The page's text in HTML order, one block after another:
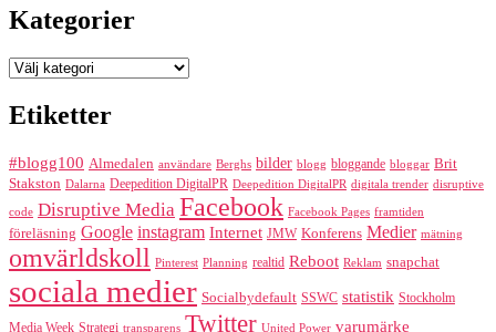
Kategorier
Kategorier
Etiketter
#blogg100 Almedalen användare Berghs bilder blogg bloggande bloggar Brit
Stakston Dalarna Deepedition DigitalPR Deepedition DigitalPR digitala trender disruptive
code Disruptive Media Facebook Facebook Pages framtiden
föreläsning Google instagram Internet JMW Konferens Medier mätning
omvärldskoll Pinterest Planning realtid Reboot Reklam snapchat
sociala medier Socialbydefault SSWC statistik Stockholm
Media Week Strategi transparens Twitter United Power varumärke